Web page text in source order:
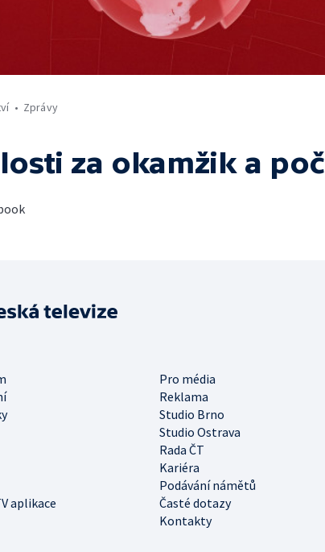
Zprávy
za okamžik a
Pro média
Reklama
Studio Brno
Studio Ostrava
Rada ČT
Kariéra
Podávání námětů
aplikace
Časté dotazy
Kontakty